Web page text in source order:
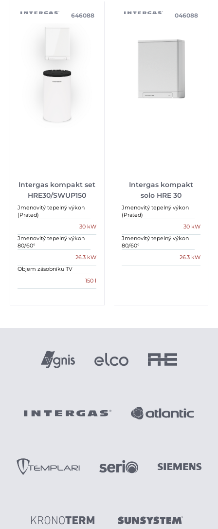
Intergas kompakt set
HRE30/SWUP150
646088
Jmenovitý tepelný výkon
(Prated)
30 kW
Jmenovitý tepelný výkon
80/60°
26.3 kW
Objem zásobníku TV
150 l
Intergas kompakt
solo HRE 30
046088
Jmenovitý tepelný výkon
(Prated)
30 kW
Jmenovitý tepelný výkon
80/60°
26.3 kW